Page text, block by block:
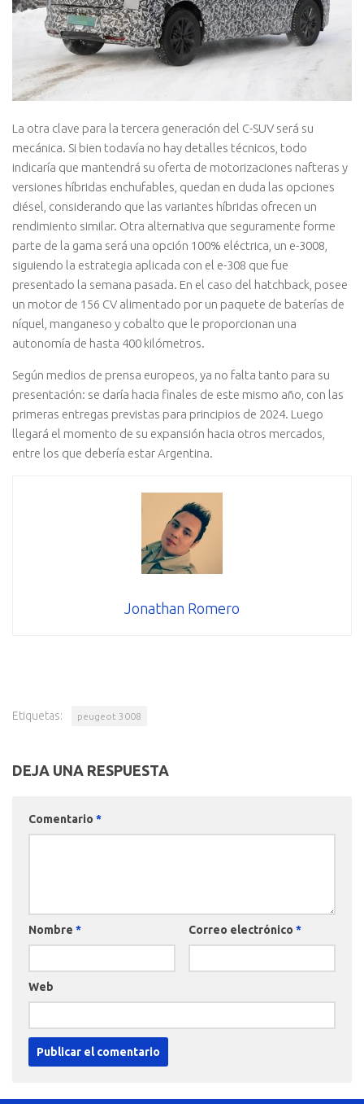
La otra clave para la tercera generación del C-SUV será su
mecánica. Si bien todavía no hay detalles técnicos, todo
indicaría que mantendrá su oferta de motorizaciones nafteras y
versiones híbridas enchufables, quedan en duda las opciones
diésel, considerando que las variantes híbridas ofrecen un
rendimiento similar. Otra alternativa que seguramente forme
parte de la gama será una opción 100% eléctrica, un e-3008,
siguiendo la estrategia aplicada con el e-308 que fue
presentado la semana pasada. En el caso del hatchback, posee
un motor de 156 CV alimentado por un paquete de baterías de
níquel, manganeso y cobalto que le proporcionan una
autonomía de hasta 400 kilómetros.
Según medios de prensa europeos, ya no falta tanto para su
presentación: se daría hacia finales de este mismo año, con las
primeras entregas previstas para principios de 2024. Luego
llegará el momento de su expansión hacia otros mercados,
entre los que debería estar Argentina.
Jonathan Romero
Etiquetas: peugeot 3008
DEJA UNA RESPUESTA
Comentario *
Nombre * Correo electrónico *
Web